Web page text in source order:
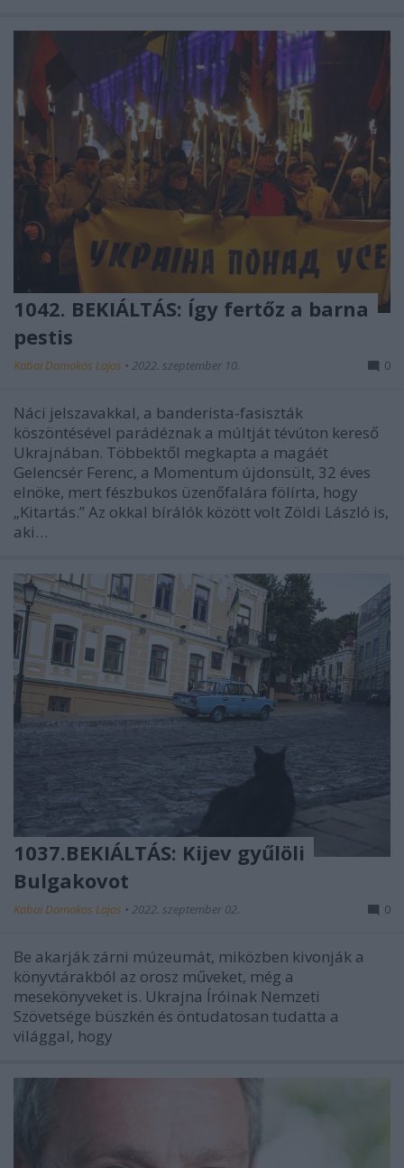
1042. BEKIÁLTÁS: Így fertőz a barna
pestis
Kabai Domokos Lajos • 2022. szeptember 10. 0
Náci jelszavakkal, a banderista-fasiszták
köszöntésével parádéznak a múltját tévúton kereső
Ukrajnában. Többektől megkapta a magáét
Gelencsér Ferenc, a Momentum újdonsült, 32 éves
elnöke, mert fészbukos üzenőfalára fölírta, hogy
„Kitartás.” Az okkal bírálók között volt Zöldi László is,
aki…
1037.BEKIÁLTÁS: Kijev gyűlöli
Bulgakovot
Kabai Domokos Lajos • 2022. szeptember 02. 0
Be akarják zárni múzeumát, miközben kivonják a
könyvtárakból az orosz műveket, még a
mesekönyveket is. Ukrajna Íróinak Nemzeti
Szövetsége büszkén és öntudatosan tudatta a
világgal, hogy